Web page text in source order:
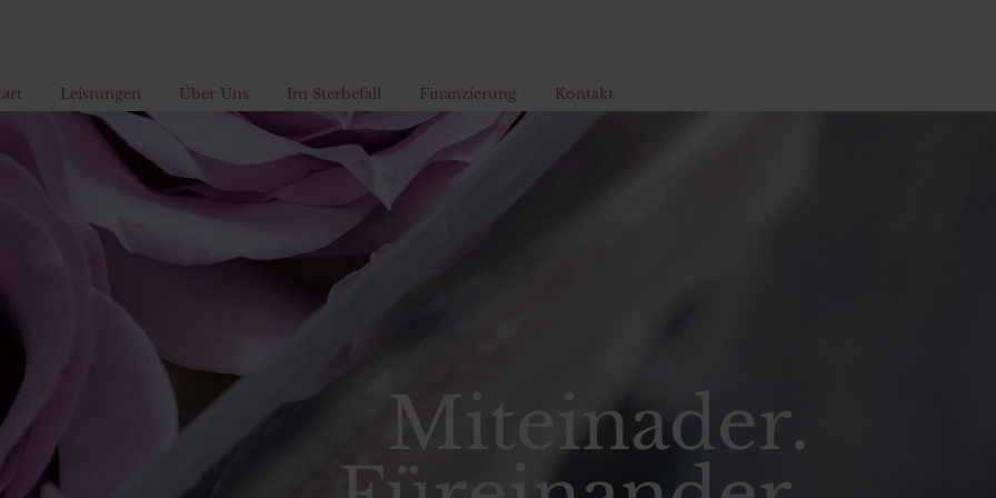
Leistungen Über Uns Im Sterbefall Finanzierung Kontakt
Miteinader.